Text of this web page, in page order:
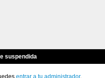
suspendida
entrar a tu administrador.